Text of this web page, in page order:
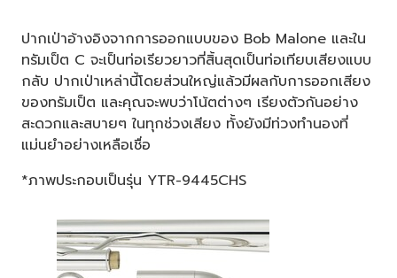
ปากเป่าอ้างอิงจากการออกแบบของ Bob Malone และใน
ทรัมเป็ต C จะเป็นท่อเรียวยาวที่สิ้นสุดเป็นท่อเทียบเสียงแบบ
กลับ ปากเป่าเหล่านี้โดยส่วนใหญ่แล้วมีผลกับการออกเสียง
ของทรัมเป็ต และคุณจะพบว่าโน้ตต่างๆ เรียงตัวกันอย่าง
สะดวกและสบายๆ ในทุกช่วงเสียง ทั้งยังมีท่วงทำนองที่
แม่นยำอย่างเหลือเชื่อ
*ภาพประกอบเป็นรุ่น YTR-9445CHS